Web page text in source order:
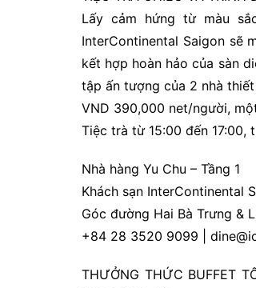
Lấy cảm hứng từ màu
InterContinental Saigon sẽ
kết hợp hoàn hảo của sàn
tập ấn tượng của 2 nhà
VND 390,000 net/người,
Tiệc trà từ 15:00 đến
Nhà hàng Yu Chu – Tầng 1
Khách sạn InterContinental
Góc đường Hai Bà Trưng &
+84 28 3520 9099 |
THƯỞNG THỨC BUFFET